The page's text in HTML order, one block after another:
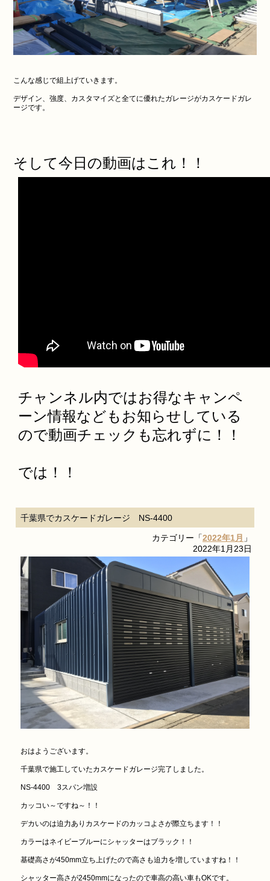
こんな感じで組上げていきます。
デザイン、強度、カスタマイズと全てに優れたガレージがカスケードガレ
ージです。
そして今日の動画はこれ！！
チャンネル内ではお得なキャンペ
ーン情報などもお知らせしている
ので動画チェックも忘れずに！！
では！！
千葉県でカスケードガレージ NS-4400
カテゴリー「2022年1月 」
2022年1月23日
おはようございます。
千葉県で施工していたカスケードガレージ完了しました。
NS-4400 3スパン増設
カッコい～ですね～！！
デカいのは迫力ありカスケードのカッコよさが際立ちます！！
カラーはネイビーブルーにシャッターはブラック！！
基礎高さが450mm立ち上げたので高さも迫力を増していますね！！
シャッター高さが2450mmになったので車高の高い車もOKです。